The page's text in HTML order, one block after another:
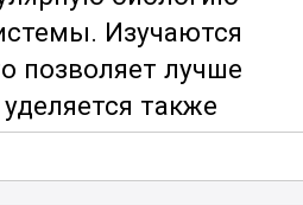
Изучаются
позволяет лучше
также
полезным для